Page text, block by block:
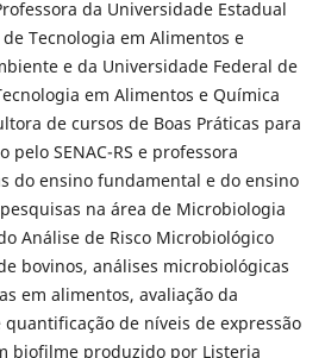
da Universidade Estadual
Tecnologia em Alimentos e
e da Universidade Federal de
em Alimentos e Química
de cursos de Boas Práticas para
pelo SENAC-RS e professora
do ensino fundamental e do ensino
na área de Microbiologia
Análise de Risco Microbiológico
bovinos, análises microbiológicas
em alimentos, avaliação da
de níveis de expressão
biofilme produzido por Listeria